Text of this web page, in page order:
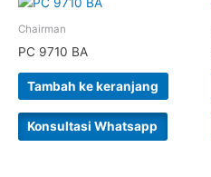
Chairman
PC 9710 BA
Tambah ke keranjang
Konsultasi Whatsapp